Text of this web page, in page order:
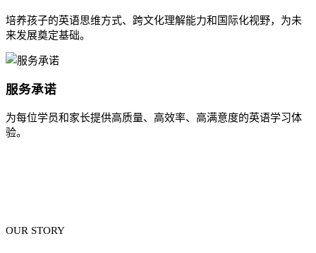
培养孩子的英语思维方式、跨文化理解能力和国际化视野，为未
来发展奠定基础。
服务承诺
为每位学员和家长提供高质量、高效率、高满意度的英语学习体
验。
OUR STORY